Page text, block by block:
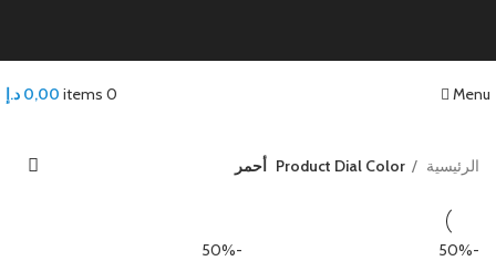
Menu
0
items
0,00 د.إ
الرئيسية Product Dial Color أحمر
-50%
-50%